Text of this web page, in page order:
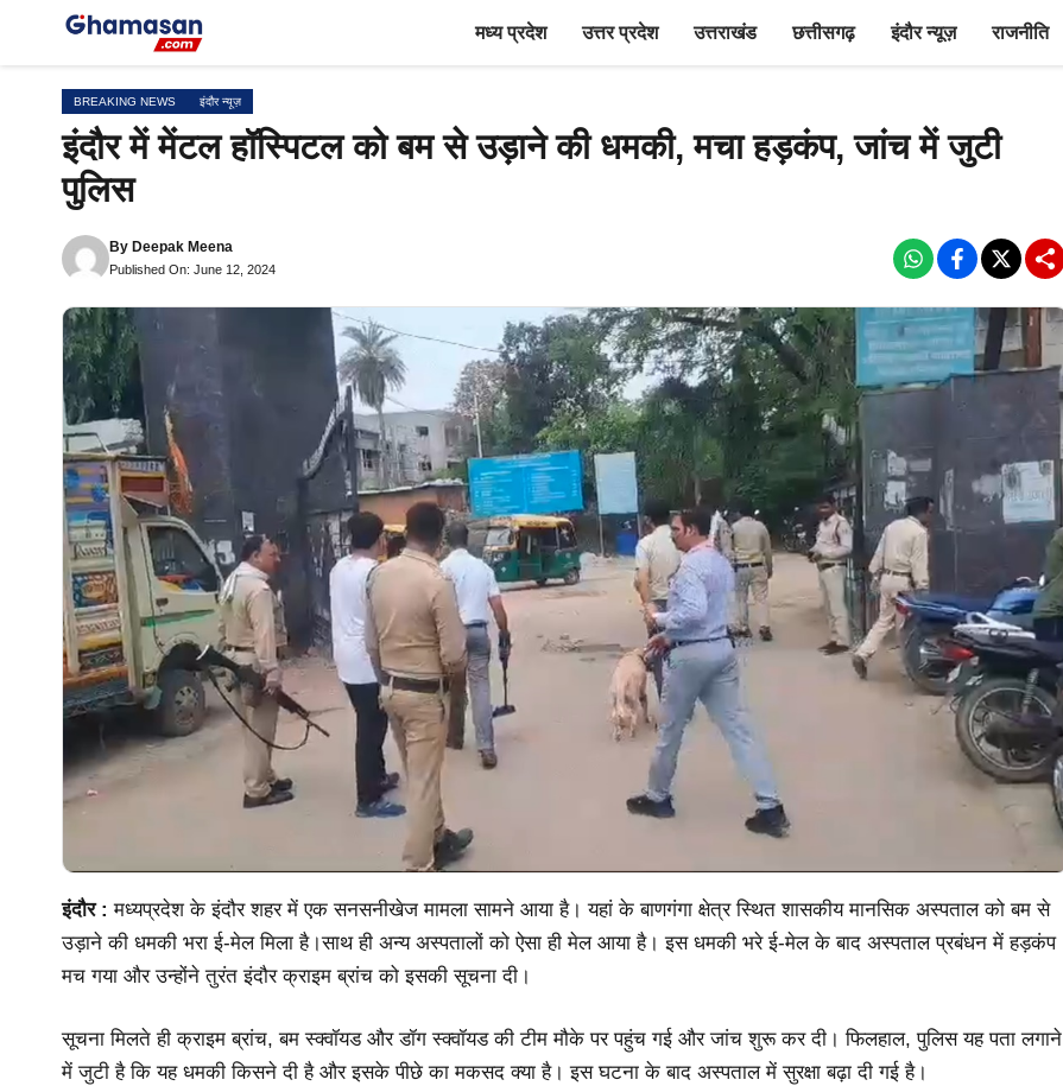
मध्य प्रदेश उत्तर प्रदेश उत्तराखंड छत्तीसगढ़ इंदौर न्यूज़ राजनीति
BREAKING NEWS इंदौर न्यूज़
इंदौर में मेंटल हॉस्पिटल को बम से उड़ाने की धमकी, मचा हड़कंप, जांच में जुटी
पुलिस
By Deepak Meena
Published On: June 12, 2024
इंदौर : मध्यप्रदेश के इंदौर शहर में एक सनसनीखेज मामला सामने आया है। यहां के बाणगंगा क्षेत्र स्थित शासकीय मानसिक अस्पताल को बम से
उड़ाने की धमकी भरा ई-मेल मिला है।साथ ही अन्य अस्पतालों को ऐसा ही मेल आया है। इस धमकी भरे ई-मेल के बाद अस्पताल प्रबंधन में हड़कंप
मच गया और उन्होंने तुरंत इंदौर क्राइम ब्रांच को इसकी सूचना दी।
सूचना मिलते ही क्राइम ब्रांच, बम स्क्वॉयड और डॉग स्क्वॉयड की टीम मौके पर पहुंच गई और जांच शुरू कर दी। फिलहाल, पुलिस यह पता लगाने
में जुटी है कि यह धमकी किसने दी है और इसके पीछे का मकसद क्या है। इस घटना के बाद अस्पताल में सुरक्षा बढ़ा दी गई है।